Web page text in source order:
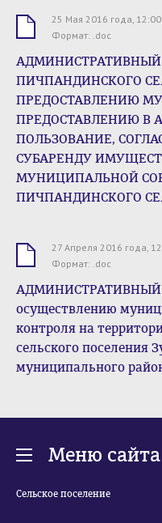
25 Мая 2016 года, 12:00
Формат: .doc
ПИЧПАНДИНСКОГО
ПРЕДОСТАВЛЕНИЮ
ПРЕДОСТАВЛЕНИЮ В
ПОЛЬЗОВАНИЕ,
СУБАРЕНДУ
МУНИЦИПАЛЬНОЙ
ПИЧПАНДИНСКОГО
27 Апреля 2016 года,
Формат: .doc
АДМИНИСТРАТИВНЫЙ
осуществлению
контроля на
сельского поселения
муниципального
Меню сайта
Сельское поселение